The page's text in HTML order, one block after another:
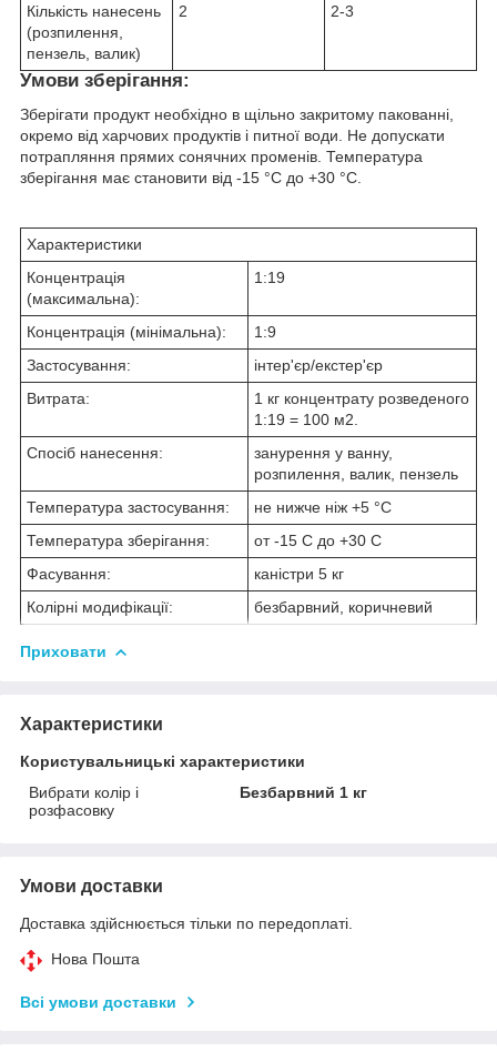
Кількість нанесень
(розпилення,
пензель, валик)
2 2-3
Умови зберігання:
Зберігати продукт необхідно в щільно закритому пакованні,
окремо від харчових продуктів і питної води. Не допускати
потрапляння прямих сонячних променів. Температура
зберігання має становити від -15 °C до +30 °C.
Характеристики
Концентрація
(максимальна):
1:19
Концентрація (мінімальна):
1:9
Застосування:
інтер'єр/екстер'єр
Витрата:
1 кг концентрату розведеного
1:19 = 100 м2.
Спосіб нанесення:
занурення у ванну,
розпилення, валик, пензель
Температура застосування:
не нижче ніж +5 °C
Температура зберігання:
от -15 C до +30 С
Фасування:
каністри 5 кг
Колірні модифікації:
безбарвний, коричневий
Приховати
Характеристики
Користувальницькі характеристики
Вибрати колір і
розфасовку
Безбарвний 1 кг
Умови доставки
Доставка здійснюється тільки по передоплаті.
Нова Пошта
Всі умови доставки